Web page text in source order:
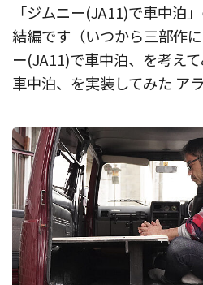
「ジムニー(JA11)で車中泊
結編です（いつから三部作
ー(JA11)で車中泊、を考え
車中泊、を実装してみた ア